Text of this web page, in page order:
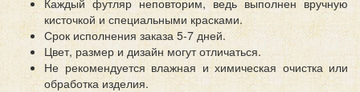
Каждый футляр неповторим, ведь выполнен вручную
кисточкой и специальными красками.
Срок исполнения заказа 5-7 дней.
Цвет, размер и дизайн могут отличаться.
Не рекомендуется влажная и химическая очистка или
обработка изделия.